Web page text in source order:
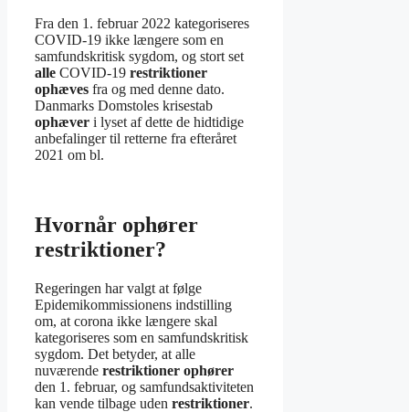
Fra den 1. februar 2022 kategoriseres
COVID-19 ikke længere som en
samfundskritisk sygdom, og stort set
alle COVID-19 restriktioner
ophæves fra og med denne dato.
Danmarks Domstoles krisestab
ophæver i lyset af dette de hidtidige
anbefalinger til retterne fra efteråret
2021 om bl.
Hvornår ophører
restriktioner?
Regeringen har valgt at følge
Epidemikommissionens indstilling
om, at corona ikke længere skal
kategoriseres som en samfundskritisk
sygdom. Det betyder, at alle
nuværende restriktioner ophører
den 1. februar, og samfundsaktiviteten
kan vende tilbage uden restriktioner.